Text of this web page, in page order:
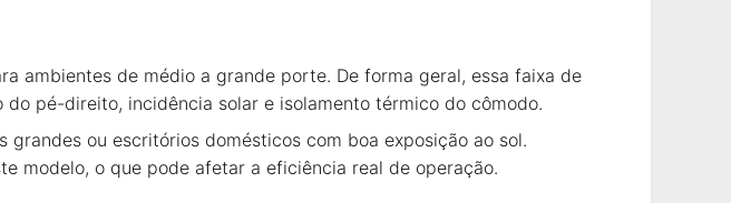
ambientes de médio a grande porte. De forma geral, essa faixa de
do pé-direito, incidência solar e isolamento térmico do cômodo.
ou escritórios domésticos com boa exposição ao sol.
modelo, o que pode afetar a eficiência real de operação.